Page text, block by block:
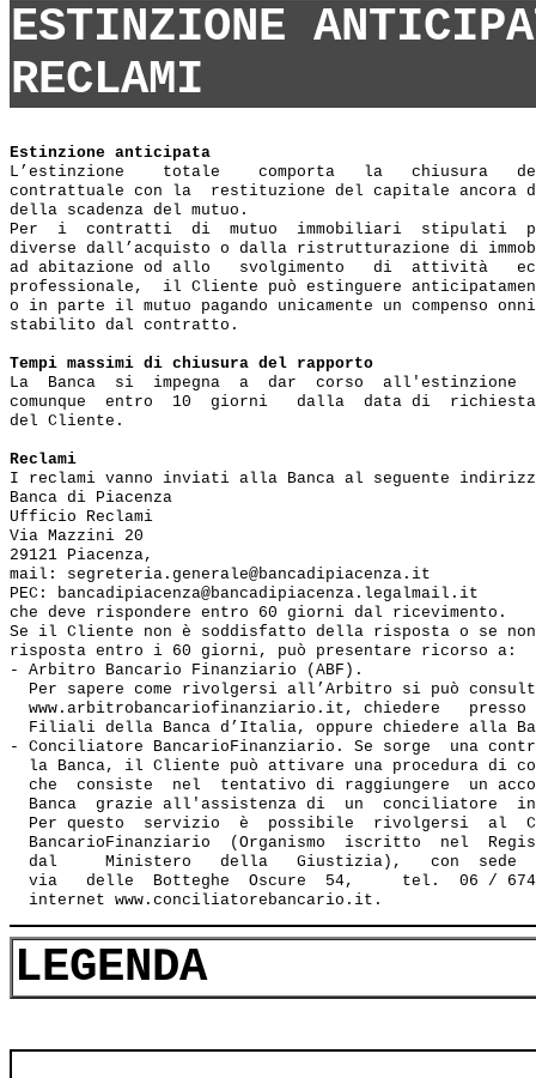
ESTINZIONE
RECLAMI
Estinzione anticipata
L’estinzione    totale    comporta   la   chiusura
contrattuale con la  restituzione del capitale ancora
della scadenza del mutuo.
Per  i  contratti  di  mutuo  immobiliari  stipulati
diverse dall’acquisto o dalla ristrutturazione di
ad abitazione od allo   svolgimento   di  attività
professionale,  il Cliente può estinguere
o in parte il mutuo pagando unicamente un compenso
stabilito dal contratto.
Tempi massimi di chiusura del rapporto
La  Banca  si  impegna  a  dar  corso  all'estinzione
comunque  entro  10  giorni   dalla  data di
del Cliente.
Reclami
I reclami vanno inviati alla Banca al seguente
Banca di Piacenza
Ufficio Reclami
Via Mazzini 20
29121 Piacenza,
mail: segreteria.generale@bancadipiacenza.it
PEC: bancadipiacenza@bancadipiacenza.legalmail.it
che deve rispondere entro 60 giorni dal ricevimento.
Se il Cliente non è soddisfatto della risposta o se
risposta entro i 60 giorni, può presentare ricorso a:
- Arbitro Bancario Finanziario (ABF).
Per sapere come rivolgersi all’Arbitro si può
www.arbitrobancariofinanziario.it, chiedere   presso
Filiali della Banca d’Italia, oppure chiedere alla
- Conciliatore BancarioFinanziario. Se sorge  una
la Banca, il Cliente può attivare una procedura di
che  consiste  nel  tentativo di raggiungere  un
Banca  grazie all'assistenza di  un  conciliatore
Per questo  servizio  è  possibile  rivolgersi  al
BancarioFinanziario  (Organismo  iscritto  nel
dal     Ministero   della   Giustizia),   con  sede
via   delle  Botteghe  Oscure  54,     tel.  06 /
LEGENDA